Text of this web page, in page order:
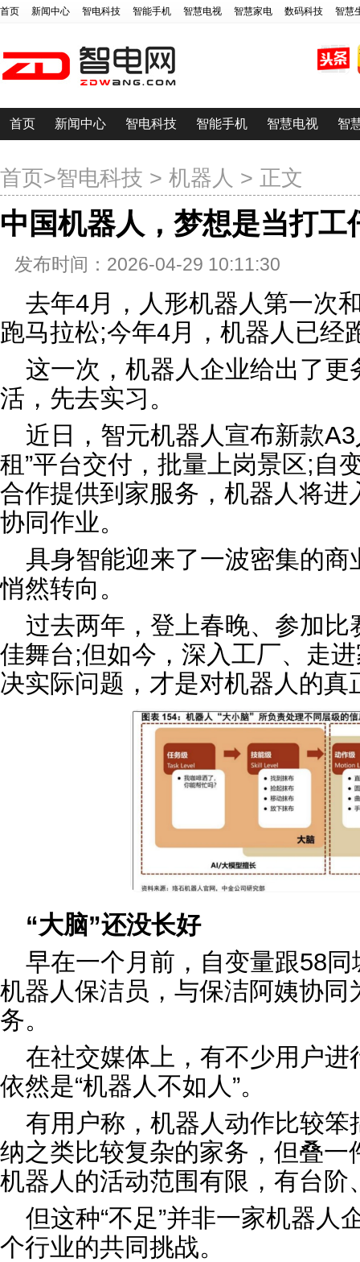
首页 新闻中心 智电科技 智能手机 智慧电视 智慧家电 数码科技 智慧
首页 新闻中心 智电科技 智能手机 智慧电视 智
首页>智电科技 > 机器人 > 正文
中国机器人，梦想是当打工
发布时间：2026-04-29 10:11:30
去年4月，人形机器人第一次
跑马拉松;今年4月，机器人已经
这一次，机器人企业给出了
活，先去实习。
近日，智元机器人宣布新款
租”平台交付，批量上岗景区;自
合作提供到家服务，机器人将
协同作业。
具身智能迎来了一波密集的
悄然转向。
过去两年，登上春晚、参加
佳舞台;但如今，深入工厂、走
决实际问题，才是对机器人的真
“大脑”还没长好
早在一个月前，自变量跟58
机器人保洁员，与保洁阿姨协同
务。
在社交媒体上，有不少用户进
依然是“机器人不如人”。
有用户称，机器人动作比较
纳之类比较复杂的家务，但叠一
机器人的活动范围有限，有台阶
但这种“不足”并非一家机器人
个行业的共同挑战。